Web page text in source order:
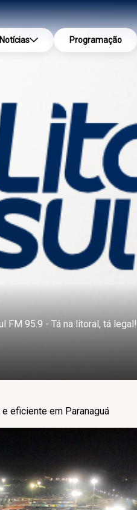
Notícias Programação
FM 95.9 - Tá na litoral, tá legal!
eficiente em Paranaguá